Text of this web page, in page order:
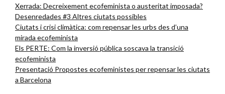
Xerrada: Decreixement ecofeminista o austeritat imposada?
Desenredades #3 Altres ciutats possibles
Ciutats i crisi climàtica: com repensar les urbs des d’una
mirada ecofeminista
Els PERTE: Com la inversió pública soscava la transició
ecofeminista
Presentació Propostes ecofeministes per repensar les ciutats
a Barcelona